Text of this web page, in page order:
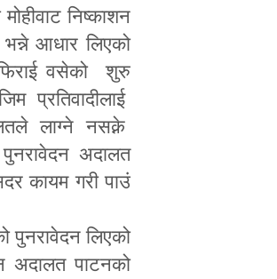
निष्काशन
भन्ने आधार लिएको
वसेको शुरु
प्रतिवादीलाई
लाग्ने नसक्ने
अदालत
कायम गरी पाउं
पुनरावेदन लिएको
अदालत पाटनको